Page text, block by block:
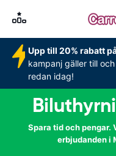
Upp till 20% rabatt
kampanj gäller till
redan idag!
Spara tid och
erbjudanden i